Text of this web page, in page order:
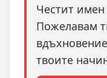
Честит
Пожелавам
твоите